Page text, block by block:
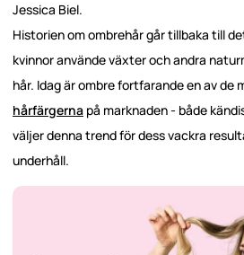
Jessica Biel.
Historien om ombrehår går tillbaka till
kvinnor använde växter och andra
hår. Idag är ombre fortfarande en av de
hårfärgerna på marknaden - både
väljer denna trend för dess vackra
underhåll.